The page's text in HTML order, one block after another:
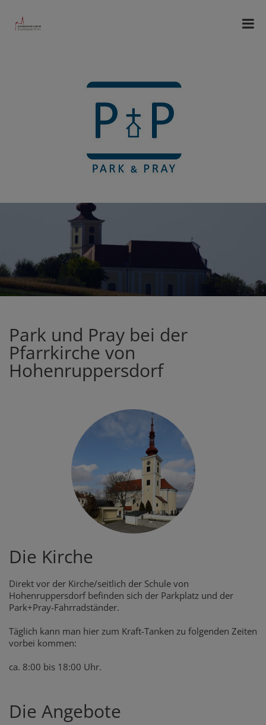
Park und Pray bei der
Pfarrkirche von
Hohenruppersdorf
Die Kirche
Direkt vor der Kirche/seitlich der Schule von
Hohenruppersdorf befinden sich der Parkplatz und der
Park+Pray-Fahrradständer.
Täglich kann man hier zum Kraft-Tanken zu folgenden Zeiten
vorbei kommen:
ca. 8:00 bis 18:00 Uhr.
Die Angebote